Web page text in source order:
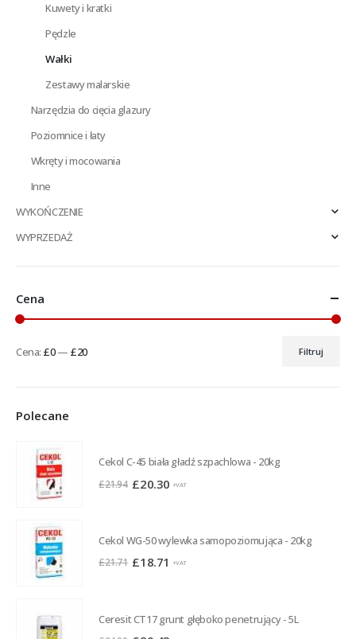
Kuwety i kratki
Pędzle
Wałki
Zestawy malarskie
Narzędzia do cięcia glazury
Poziomnice i łaty
Wkręty i mocowania
Inne
WYKOŃCZENIE
WYPRZEDAŻ
Cena
Cena
Cena
Filtruj
Cena: £0— £20
Polecane
Cekol C-45 biała gładź szpachlowa - 20kg
£21.94 Pierwotna
£21.94.
£20.30 Aktualna
£20.30.
+VAT
Cekol WG-50 wylewka samopoziomująca - 20kg
£21.71 Pierwotna
£21.71.
£18.71 Aktualna
£18.71.
+VAT
Ceresit CT17 grunt głęboko penetrujący - 5L